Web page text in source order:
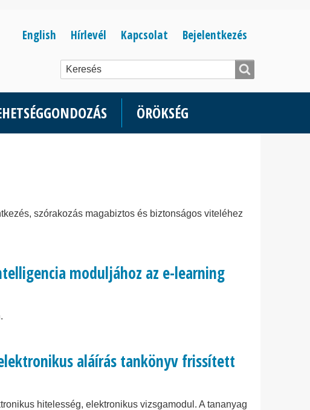
Bejelentkezés
menüje
Bejelentkezés
English Hírlevél Kapcsolat
ÖRÖKSÉG
szórakozás magabiztos és biztonságos viteléhez
moduljához az e-learning
aláírás tankönyv frissített
hitelesség, elektronikus vizsgamodul. A tananyag